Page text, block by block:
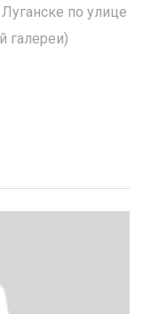
по улице
галереи)